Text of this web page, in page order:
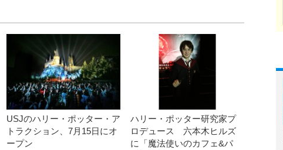
USJのハリー・ポッター・ア
トラクション、7月15日にオ
ープン
ハリー・ポッター研究家プ
ロデュース 六本木ヒルズ
に「魔法使いのカフェ&パ